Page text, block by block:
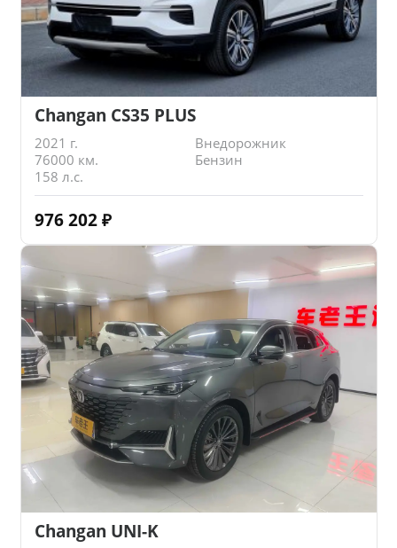
Changan CS35 PLUS
2021 г.
Внедорожник
76000 км.
Бензин
158 л.с.
976 202 ₽
Changan UNI-K